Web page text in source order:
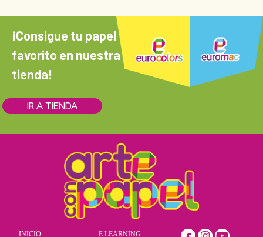
¡Consigue tu papel
favorito en nuestra
tienda!
IR A TIENDA
INICIO E LEARNING